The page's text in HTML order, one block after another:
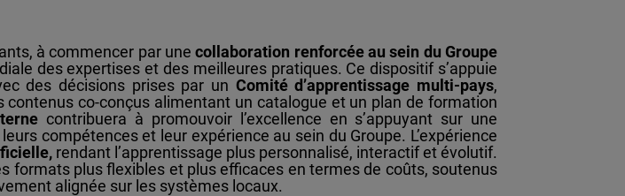
à commencer par unecollaboration renforcée au sein du Groupe
des expertises et des meilleures pratiques. Ce dispositif s’appuie
des décisions prises par un Comité d’apprentissage multi-pays,
contenus co-conçus alimentant un catalogue et un plan de formation
contribuera à promouvoir l’excellence en s’appuyant sur une
compétences et leur expérience au sein du Groupe. L’expérience
rendant l’apprentissage plus personnalisé, interactif et évolutif.
formats plus flexibles et plus efficaces en termes de coûts, soutenus
alignée sur les systèmes locaux.